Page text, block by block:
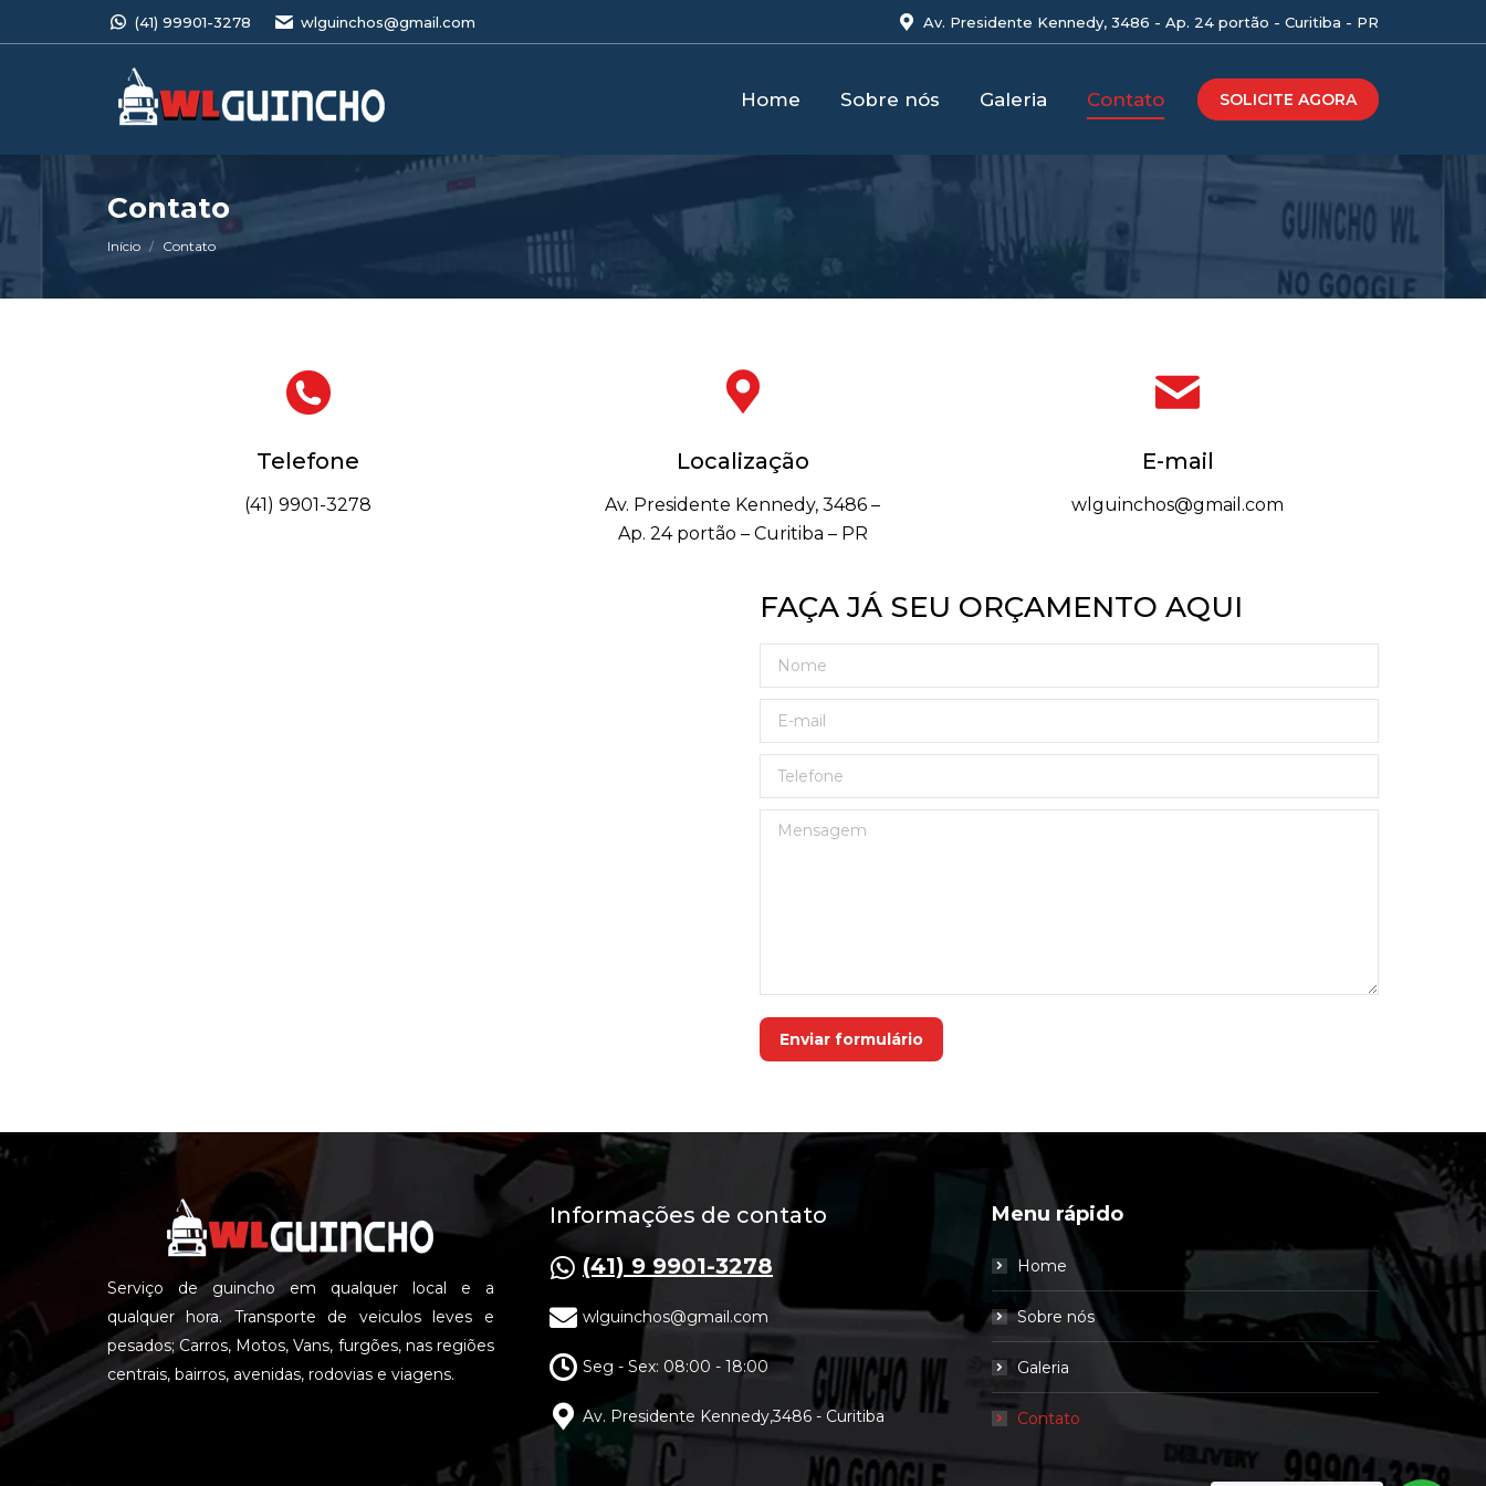
(41) 99901-3278 wlguinchos@gmail.com Av. Presidente Kennedy, 3486 - Ap. 24 portão - Curitiba - PR
Home Sobre nós Galeria Contato SOLICITE AGORA
Contato
Você está aqui:
Início Contato
Telefone
(41) 9901-3278
Localização
Av. Presidente Kennedy, 3486 –
Ap. 24 portão – Curitiba – PR
E-mail
wlguinchos@gmail.com
FAÇA JÁ SEU ORÇAMENTO AQUI
Nome
E-mail
Telefone
Mensagem
Enviar formulário
Serviço de guincho em qualquer local e a
qualquer hora. Transporte de veiculos leves e
pesados; Carros, Motos, Vans, furgões, nas regiões
centrais, bairros, avenidas, rodovias e viagens.
Informações de contato
(41) 9 9901-3278
wlguinchos@gmail.com
Seg - Sex: 08:00 - 18:00
Av. Presidente Kennedy,3486 - Curitiba
Menu rápido
Home
Sobre nós
Galeria
Contato